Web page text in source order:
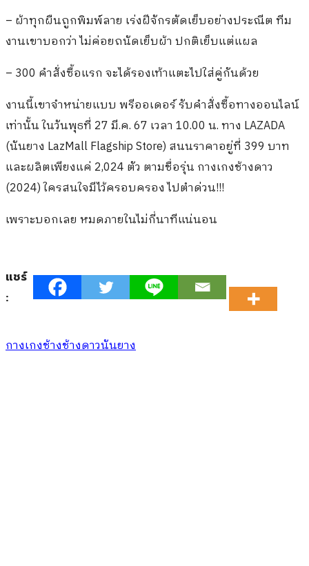
– ผ้าทุกผืนถูกพิมพ์ลาย เร่งฝีจักรตัดเย็บอย่างประณีต ทีม
งานเขาบอกว่า ไม่ค่อยถนัดเย็บผ้า ปกติเย็บแต่แผล
– 300 คำสั่งซื้อแรก จะได้รองเท้าแตะไปใส่คู่กันด้วย
งานนี้เขาจำหน่ายแบบ พรีออเดอร์ รับคำสั่งซื้อทางออนไลน์
เท่านั้น ในวันพุธที่ 27 มี.ค. 67 เวลา 10.00 น. ทาง LAZADA
(นันยาง LazMall Flagship Store) สนนราคาอยู่ที่ 399 บาท
และผลิตเพียงแค่ 2,024 ตัว ตามชื่อรุ่น กางเกงช้างดาว
(2024) ใครสนใจมีไว้ครอบครอง ไปตำด่วน!!!
เพราะบอกเลย หมดภายในไม่กี่นาทีแน่นอน
แชร์
:
กางเกงช้างช้างดาวนันยาง